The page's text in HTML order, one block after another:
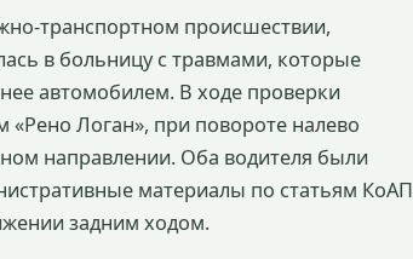
транспортном происшествии,
в больницу с травмами, которые
нее автомобилем. В ходе проверки
Логан», при повороте налево
направлении. Оба водителя были
материалы по статьям КоАП
задним ходом.